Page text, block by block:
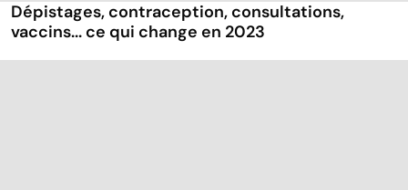
Dépistages, contraception, consultations,
vaccins... ce qui change en 2023